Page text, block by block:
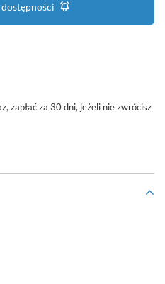
zapłać za 30 dni, jeżeli nie zwrócisz